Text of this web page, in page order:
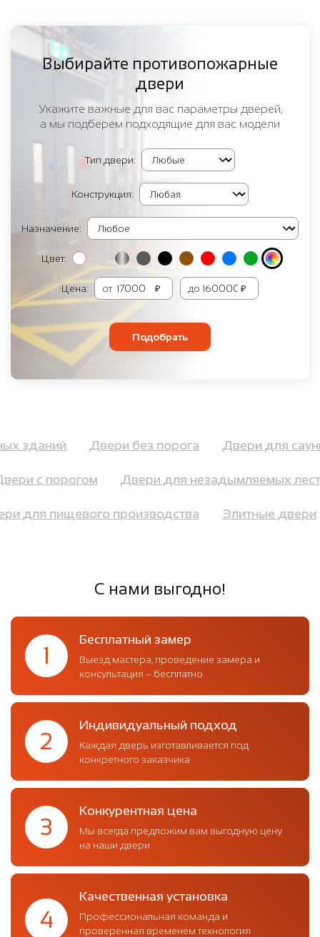
Выбирайте противопожарные
двери
Укажите важные для вас параметры дверей,
а мы подберем подходящие для вас модели
Тип двери:
Конструкция:
Назначение:
Цвет:
Цена: от ₽ до ₽
Подобрать
зданий Двери без порога Двери для
с порогом Двери для незадымляемых
для пищевого производства Элитные
С нами выгодно!
1
Бесплатный замер
Выезд мастера, проведение замера и
консультация – бесплатно
2
Индивидуальный подход
Каждая дверь изготавливается под
конкретного заказчика
3
Конкурентная цена
Мы всегда предложим вам выгодную цену
на наши двери
4
Качественная установка
Профессиональная команда и
проверенная временем технология